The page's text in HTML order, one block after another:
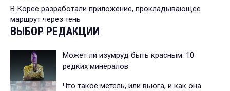
В Корее разработали приложение, прокладывающее
маршрут через тень
ВЫБОР РЕДАКЦИИ
Может ли изумруд быть красным: 10
редких минералов
Что такое метель, или вьюга, и как она